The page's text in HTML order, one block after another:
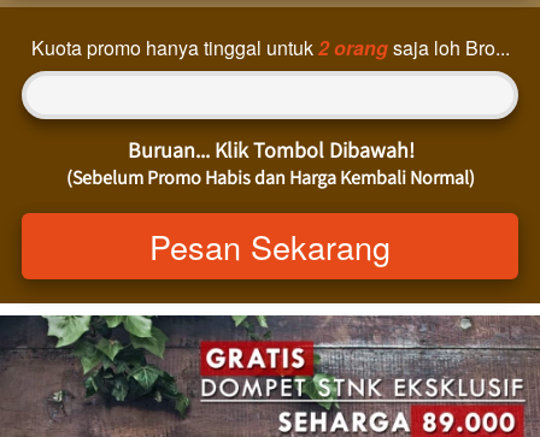
Kuota promo hanya tinggal untuk2 orangsaja loh Bro...
Buruan... Klik Tombol Dibawah!
(Sebelum Promo Habis dan Harga Kembali Normal)
Pesan Sekarang